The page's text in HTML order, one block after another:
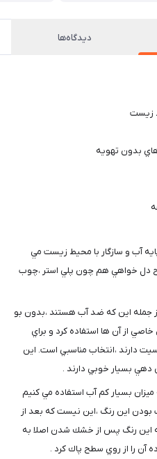
دیدگاه‌ها
زيست
بدون تهويه
آب و سازگار با محيط زيست مي
دل خواهي هم چون پلي استر ،چوب
جمله اين كه ضد آب هستند ،بدون بو
از آن ها استفاده كرد و براي
دارند ،انتخاب مناسبي است. اين
بسيار خوبي دارند .
بسيار كم آب استفاده مي كنيم
بودن اين رنگ ،اين نيست كه بعد از
اين رنگ پس از خشك شدن اصلا به
آن را از روي سطح پاك كرد .